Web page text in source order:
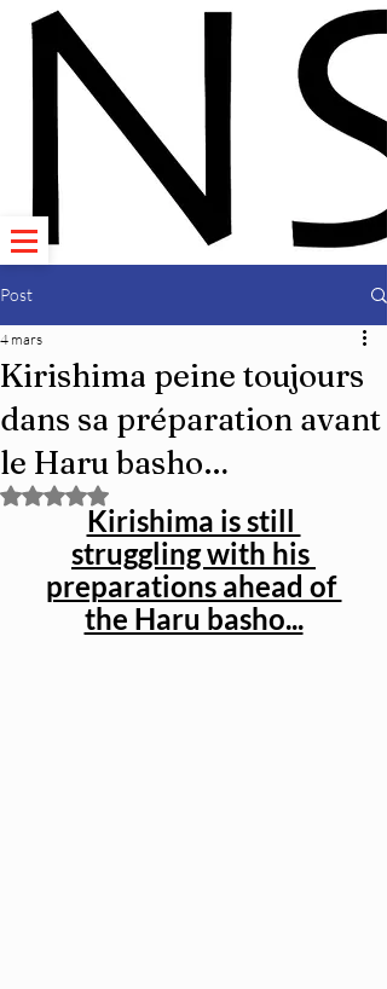
Post
Kirishima peine toujours
dans sa préparation avant
le Haru basho…
4 mars
Noté NaN étoiles sur 5.
Kirishima is still
struggling with his
preparations ahead of
the Haru basho...